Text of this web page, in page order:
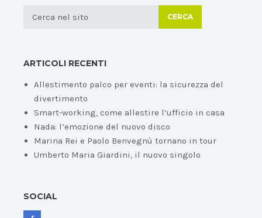
CERCA
ARTICOLI RECENTI
Allestimento palco per eventi: la sicurezza del
divertimento
Smart-working, come allestire l’ufficio in casa
Nada: l’emozione del nuovo disco
Marina Rei e Paolo Benvegnù tornano in tour
Umberto Maria Giardini, il nuovo singolo
SOCIAL